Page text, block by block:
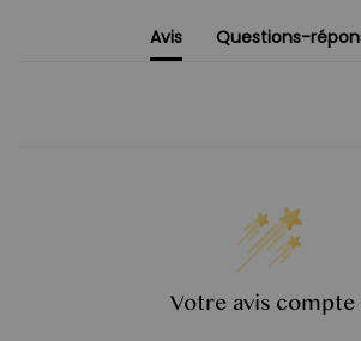
Avis Questions-
Votre avis compte